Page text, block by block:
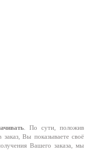
. По сути, положив
Вы показываете своё
Вашего заказа, мы